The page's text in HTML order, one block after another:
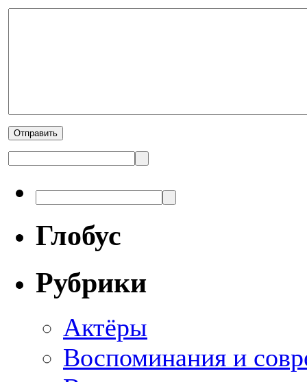
Глобус
Рубрики
Актёры
Воспоминания и